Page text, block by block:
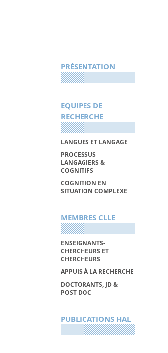
PRÉSENTATION
EQUIPES DE
RECHERCHE
LANGUES ET LANGAGE
PROCESSUS
LANGAGIERS &
COGNITIFS
COGNITION EN
SITUATION COMPLEXE
MEMBRES CLLE
ENSEIGNANTS-
CHERCHEURS ET
CHERCHEURS
APPUIS À LA RECHERCHE
DOCTORANTS, JD &
POST DOC
PUBLICATIONS HAL